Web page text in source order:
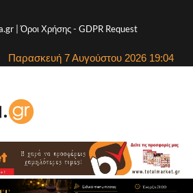
|Όροι Χρήσης- GDPR Request
Παρασκευή 7 Αυγούστου 2026 19:04